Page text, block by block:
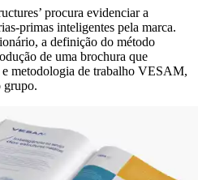
procura evidenciar a
primas inteligentes pela marca.
a definição do método
de uma brochura que
e metodologia de trabalho VESAM,
grupo.